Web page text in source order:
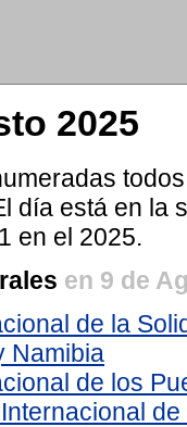
2025
día está en la
en el 2025.
en 9 de
de la
Namibia
de los